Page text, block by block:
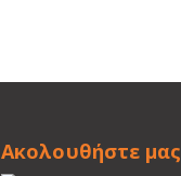
Ακολουθήστε μας